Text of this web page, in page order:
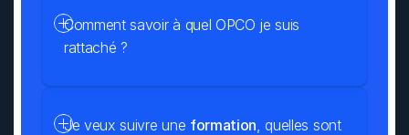
Comment savoir à quel OPCO je suis
rattaché ?
Je veux suivre une formation
, quelles sont